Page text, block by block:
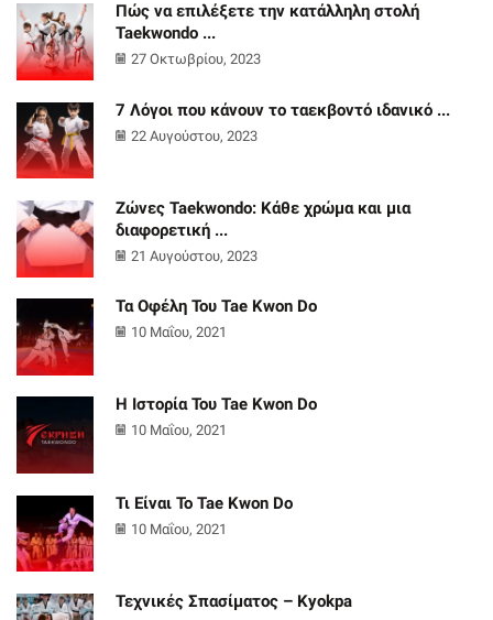
Πώς να επιλέξετε την κατάλληλη στολή
Taekwondo ...
27 Οκτωβρίου, 2023
7 Λόγοι που κάνουν το ταεκβοντό ιδανικό ...
22 Αυγούστου, 2023
Ζώνες Taekwondo: Κάθε χρώμα και μια
διαφορετική ...
21 Αυγούστου, 2023
Τα Οφέλη Του Tae Kwon Do
10 Μαΐου, 2021
Η Ιστορία Του Tae Kwon Do
10 Μαΐου, 2021
Τι Είναι Το Tae Kwon Do
10 Μαΐου, 2021
Τεχνικές Σπασίματος – Kyokpa